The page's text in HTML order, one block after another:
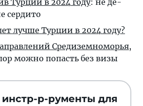
сердито
луч­ше Тур­ции в 2024 году?
Сре­ди­зем­но­морья,
мож­но по­пасть без визы
р-рументы для